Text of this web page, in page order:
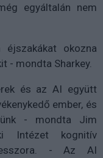
egyáltalán nem
okozna
- mondta Sharkey.
és az AI együtt
ember, és
- mondta Jim
Intézet kognitív
- Az AI